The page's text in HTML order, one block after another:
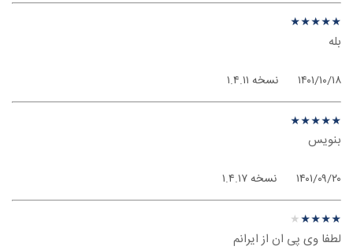
نظر درباره ‫Briar - اندروید
★★★★★
★
★
★
★
★
بله
۱۴۰۱/۱۰/۱۸ نسخه ۱.۴.۱۱
نظر درباره ‫Briar - اندروید
★★★★★
★
★
★
★
★
بنویس
۱۴۰۱/۰۹/۲۰ نسخه ۱.۴.۱۷
نظر درباره ‫Briar - اندروید
★★★★★
★
★
★
★
★
لطفا وی پی ان از ایرانم